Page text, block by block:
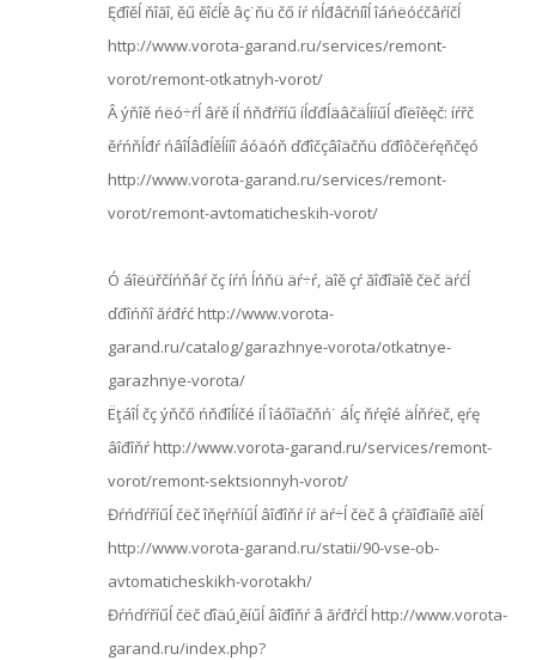
Ęđîěĺ ňîăî, ěű ěîćĺě âç˙ňü čő íŕ ńĺđâčńíîĺ îáńëóćčâŕíčĺ
http://www.vorota-garand.ru/services/remont-
vorot/remont-otkatnyh-vorot/
Â ýňîě ńëó÷ŕĺ âŕě íĺ ńňđŕříű íĺďđĺäâčäĺííűĺ ďîëîěęč: íŕřč
ěŕńňĺđŕ ńâîĺâđĺěĺííî áóäóň ďđîčçâîäčňü ďđîôčëŕęňčęó
http://www.vorota-garand.ru/services/remont-
vorot/remont-avtomaticheskih-vorot/
Ó áîëüřčíńňâŕ čç íŕń ĺńňü äŕ÷ŕ, äîě çŕ ăîđîäîě čëč äŕćĺ
ďđîńňî ăŕđŕć http://www.vorota-
garand.ru/catalog/garazhnye-vorota/otkatnye-
garazhnye-vorota/
Ëţáîĺ čç ýňčő ńňđîĺíčé íĺ îáőîäčňń˙ áĺç ňŕęîé äĺňŕëč, ęŕę
âîđîňŕ http://www.vorota-garand.ru/services/remont-
vorot/remont-sektsionnyh-vorot/
Đŕńďŕříűĺ čëč îňęŕňíűĺ âîđîňŕ íŕ äŕ÷ĺ čëč â çŕăîđîäíîě äîěĺ
http://www.vorota-garand.ru/statii/90-vse-ob-
avtomaticheskikh-vorotakh/
Đŕńďŕříűĺ čëč ďîäú¸ěíűĺ âîđîňŕ â ăŕđŕćĺ http://www.vorota-
garand.ru/index.php?